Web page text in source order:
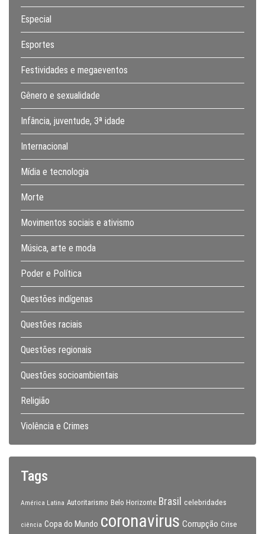
Especial
Esportes
Festividades e megaeventos
Gênero e sexualidade
Infância, juventude, 3ª idade
Internacional
Mídia e tecnologia
Morte
Movimentos sociais e ativismo
Música, arte e moda
Poder e Política
Questões indígenas
Questões raciais
Questões regionais
Questões socioambientais
Religião
Violência e Crimes
Tags
América Latina Autoritarismo Belo Horizonte Brasil celebridades
ciência Copa do Mundo coronavirus Corrupção Crise